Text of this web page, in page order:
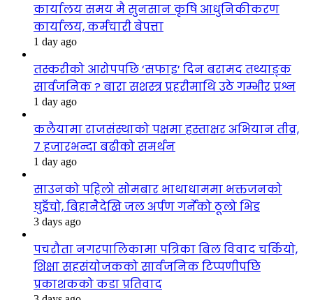
कार्यालय समय मै सुनसान कृषि आधुनिकीकरण
कार्यालय, कर्मचारी बेपत्ता
1 day ago
तस्करीको आरोपपछि ‘सफाइ’ दिन बरामद तथ्याङ्क
सार्वजनिक ? बारा सशस्त्र प्रहरीमाथि उठे गम्भीर प्रश्न
1 day ago
कलैयामा राजसंस्थाको पक्षमा हस्ताक्षर अभियान तीव्र,
७ हजारभन्दा बढीको समर्थन
1 day ago
साउनको पहिलो सोमबार भाथाधाममा भक्तजनको
घुइँचो, बिहानैदेखि जल अर्पण गर्नेको ठूलो भिड
3 days ago
पचरौता नगरपालिकामा पत्रिका बिल विवाद चर्कियो,
शिक्षा सहसंयोजकको सार्वजनिक टिप्पणीपछि
प्रकाशकको कडा प्रतिवाद